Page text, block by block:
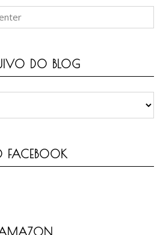
DO BLOG
FACEBOOK